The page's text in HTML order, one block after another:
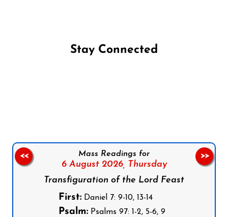
Stay Connected
Mass Readings for
6 August 2026, Thursday
Transfiguration of the Lord Feast
First:Daniel 7: 9-10, 13-14
Psalm:Psalms 97: 1-2, 5-6, 9
<< >>